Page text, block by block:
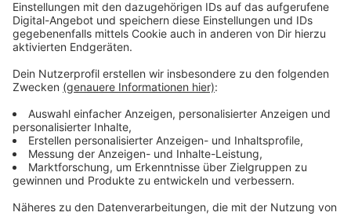
Rapper, Kid Laroi und Khalid.
"Justice" könnt ihr euch hier in voller Länge anhören.
Anzeige
Anzeige
Wir benötigen Ihre